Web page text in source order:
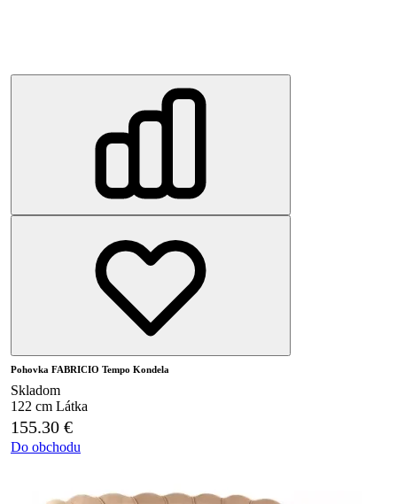
Pohovka FABRICIO Tempo Kondela
Skladom
122 cm Látka
155.30 €
Do obchodu